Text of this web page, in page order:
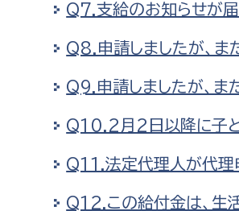
求職者
外国人
ペット
福祉政策課
生活援護課
保険課
健康づくり課
建設部
Q7.支給のお知らせが届
Q8.申請しましたが、ま
Q9.申請しましたが、ま
Q10.2月2日以降に子ど
Q11.法定代理人が代理
Q12.この給付金は、生